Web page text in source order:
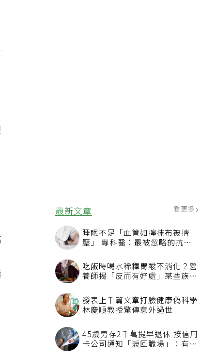
最新文章 看更多
睡眠不足「血管如擰抹布被擠
壓」 專科醫：最被忽略的抗老
吃飯時喝水稀釋胃酸不消化？營
養師揭「反而有好處」某些族群
發表上千篇文章打臉健康偽科學
林慶順教授驚傳意外過世
45歲男存2千萬提早退休 接信用
卡公司通知「淚回職場」：有錢